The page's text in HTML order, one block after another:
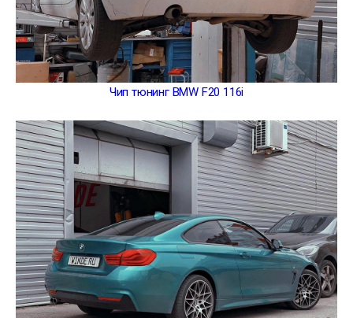
Чип тюнинг BMW F20 116i